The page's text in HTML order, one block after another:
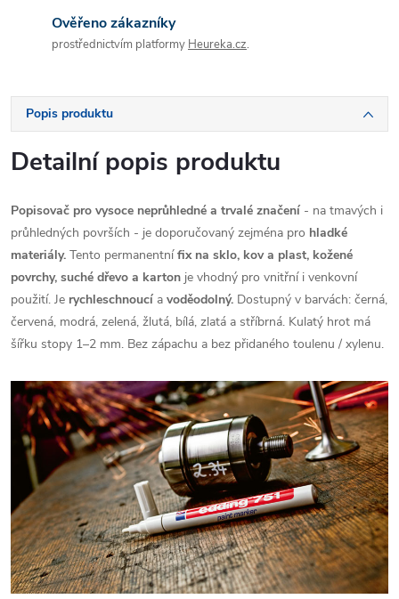
Ověřeno zákazníky
prostřednictvím platformy Heureka.cz.
Popis produktu
Detailní popis produktu
Popisovač pro vysoce neprůhledné a trvalé značení - na tmavých i
průhledných površích - je doporučovaný zejména pro hladké
materiály. Tento permanentnífix na sklo, kov a plast, kožené
povrchy, suché dřevo a karton je vhodný pro vnitřní i venkovní
použití. Je rychleschnoucí a voděodolný. Dostupný v barvách: černá,
červená, modrá, zelená, žlutá, bílá, zlatá a stříbrná. Kulatý hrot má
šířku stopy 1–2 mm. Bez zápachu a bez přidaného toulenu / xylenu.